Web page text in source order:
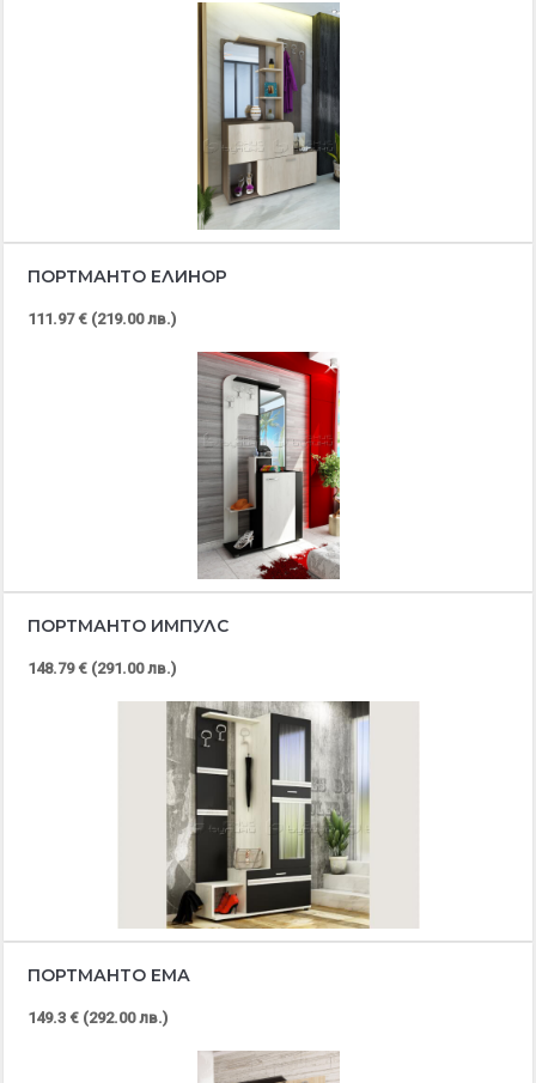
ПОРТМАНТО ЕЛИНОР
111.97 € (219.00 лв.)
ПОРТМАНТО ИМПУЛС
148.79 € (291.00 лв.)
ПОРТМАНТО ЕМА
149.3 € (292.00 лв.)